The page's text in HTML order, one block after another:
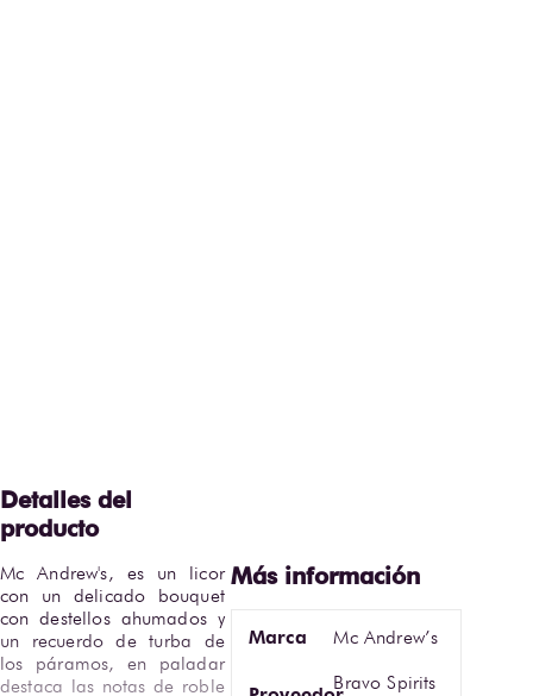
Mc Andrew's, es un licor
con un delicado bouquet
con destellos ahumados y
un recuerdo de turba de
los páramos, en paladar
destaca las notas de roble
Marca Mc Andrew’s
Bravo Spirits